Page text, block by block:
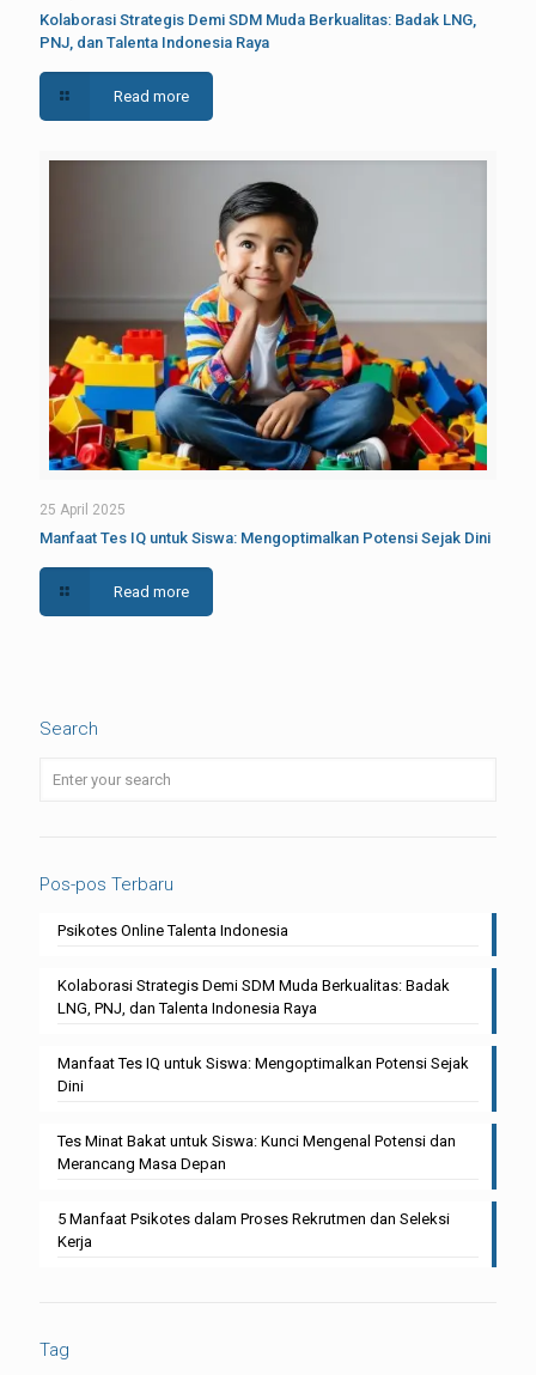
Kolaborasi Strategis Demi SDM Muda Berkualitas: Badak LNG,
PNJ, dan Talenta Indonesia Raya
Read more
25 April 2025
Manfaat Tes IQ untuk Siswa: Mengoptimalkan Potensi Sejak Dini
Read more
Search
Pos-pos Terbaru
Psikotes Online Talenta Indonesia
Kolaborasi Strategis Demi SDM Muda Berkualitas: Badak
LNG, PNJ, dan Talenta Indonesia Raya
Manfaat Tes IQ untuk Siswa: Mengoptimalkan Potensi Sejak
Dini
Tes Minat Bakat untuk Siswa: Kunci Mengenal Potensi dan
Merancang Masa Depan
5 Manfaat Psikotes dalam Proses Rekrutmen dan Seleksi
Kerja
Tag